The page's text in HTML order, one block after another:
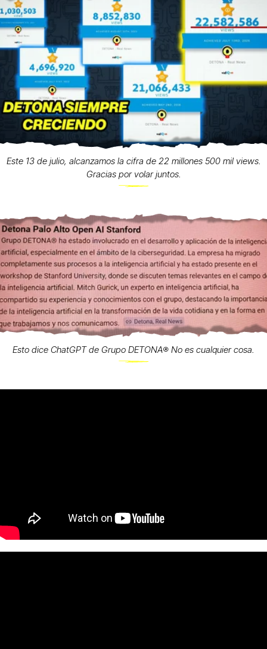
Este 13 de julio, alcanzamos la cifra de 22 millones 500 mil views.
Gracias por volar juntos.
Esto dice ChatGPT de Grupo DETONA®️ No es cualquier cosa.